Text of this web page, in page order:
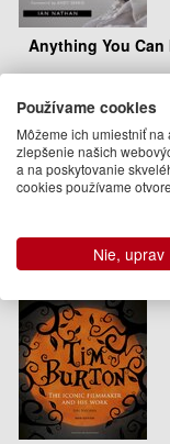
Anything You Can
18.95 €
Na
Používame cookies
Môžeme ich umiestniť
zlepšenie našich
a na poskytovanie
cookies používame
Nie, uprav